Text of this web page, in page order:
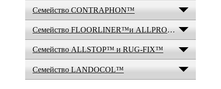
СемействоCONTRAPHON™
Семейство FLOORLINER™и ALLPROTECT
Семейство ALLSTOP™ и RUG-FIX™
СемействоLANDOCOL™